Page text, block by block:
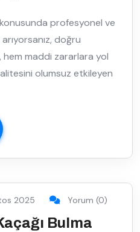
konusunda profesyonel ve
doğru
hem maddi zararlara yol
olumsuz etkileyen
2025 Yorum (0)
Bulma